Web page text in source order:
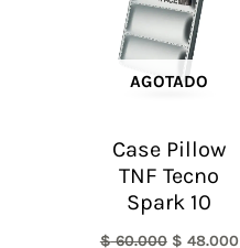
AGOTADO
Case Pillow
TNF Tecno
Spark 10
$60.000 $ 48.000